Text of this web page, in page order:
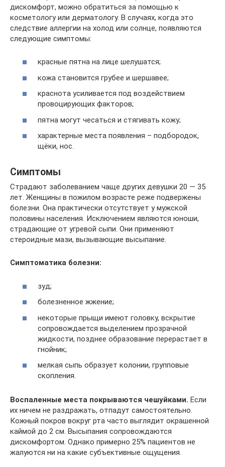
дискомфорт, можно обратиться за помощью к
косметологу или дерматологу. В случаях, когда это
следствие аллергии на холод или солнце, появляются
следующие симптомы:
красные пятна на лице шелушатся;
кожа становится грубее и шершавее;
краснота усиливается под воздействием
провоцирующих факторов;
пятна могут чесаться и стягивать кожу;
характерные места появления – подбородок,
щёки, нос.
Симптомы
Страдают заболеванием чаще других девушки 20 — 35
лет. Женщины в пожилом возрасте реже подвержены
болезни. Она практически отсутствует у мужской
половины населения. Исключением являются юноши,
страдающие от угревой сыпи. Они применяют
стероидные мази, вызывающие высыпание.
Симптоматика болезни:
зуд;
болезненное жжение;
некоторые прыщи имеют головку, вскрытие
сопровождается выделением прозрачной
жидкости, позднее образование перерастает в
гнойник;
мелкая сыпь образует колонии, групповые
скопления.
Воспаленные места покрываются чешуйками. Если
их ничем не раздражать, отпадут самостоятельно.
Кожный покров вокруг рта часто выглядит окрашенной
каймой до 2 см. Высыпания сопровождаются
дискомфортом. Однако примерно 25% пациентов не
жалуются ни на какие субъективные ощущения.